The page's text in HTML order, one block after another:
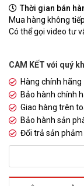
Thời gian bán
Mua hàng không
Có thể gọi video tư
CAM KẾT với quý
Hàng chính hãng
Bảo hành chính
Giao hàng trên
Bảo hành sản
Đổi trả sản phảm